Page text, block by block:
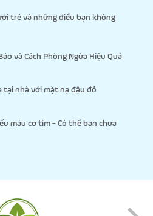
trẻ và những điều bạn không
và Cách Phòng Ngừa Hiệu Quả
tại nhà với mặt nạ đậu đỏ
máu cơ tim - Có thể bạn chưa